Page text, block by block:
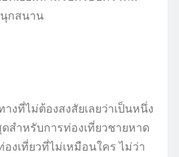
กสนาน
งที่ไม่ต้องสงสัยเลยว่าเป็นหนึ่ง
สำหรับการท่องเที่ยวชายหาด
งเที่ยวที่ไม่เหมือนใคร ไม่ว่า